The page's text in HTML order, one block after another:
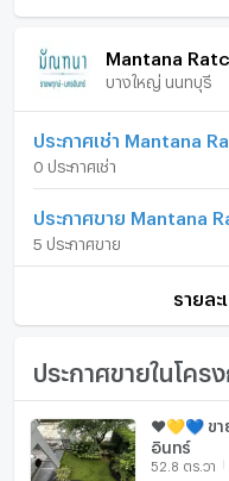
🛀🏻 4 ห้องน้ำ
🚘 2 ที่จอดรถ ในบ้าน + 1
, รปภ , คีย์การ์ด ระบบรัก
ฐาน(Land & House)
อายุบ้าน 5 ปี ไม่ค่อยได้อ
ไม่เคยใช้งาน เล่มทะเบีย
** การเดินทางมาโครงการ
โครงการติดถนนใหญ่ เส้
-จากเส้นหลักราชพฤกษ์ เ
-จากเส้นทางด่วนลง งาม
บดินทร์
-จากเส้นพระราม7 เข้าน
จำนวนชั้น
จำนวนห้องนอน
จำนวนห้องน้ำ
ขนาดที่ดิน
พื้นที่ใช้สอย (ตร.ม.)
จำนวนพื้นที่จอดรถ (คัน)
ภายในบ้าน ภา
เฟอร์นิเจอร์
โทรศัพท์บ้าน
เครื่องทำน้ำร้อน/น้ำ
ประตูห้องระบบ
ตู้เย็น
บางใหญ่ นนทบุรี
0 ประกาศเช่า
5 ประกาศขาย
รายละ
❤️💛💙 ขา
อินทร์
52.8 ตร.วา